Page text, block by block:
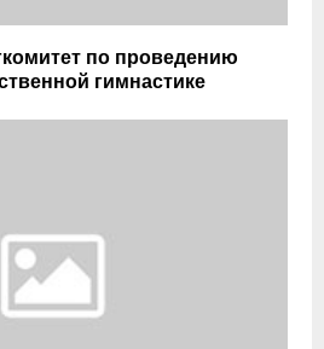
по проведению
гимнастике